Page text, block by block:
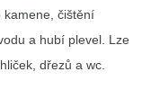
kamene, čištění
a hubí plevel. Lze
dřezů a wc.